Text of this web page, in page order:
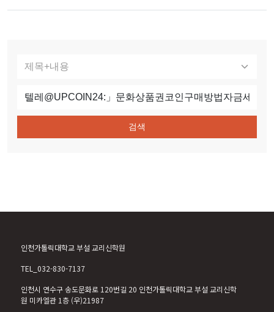
검색
인천가톨릭대학교 부설 교리신학원
TEL_032-830-7137
인천시 연수구 송도문화로 120번길 20 인천가톨릭대학교 부설 교리신학
원 미카엘관 1층 (우)21987